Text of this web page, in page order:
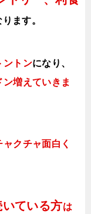
ます。
ントンになり、
増えていきま
ャクチャ面白く
ている方は